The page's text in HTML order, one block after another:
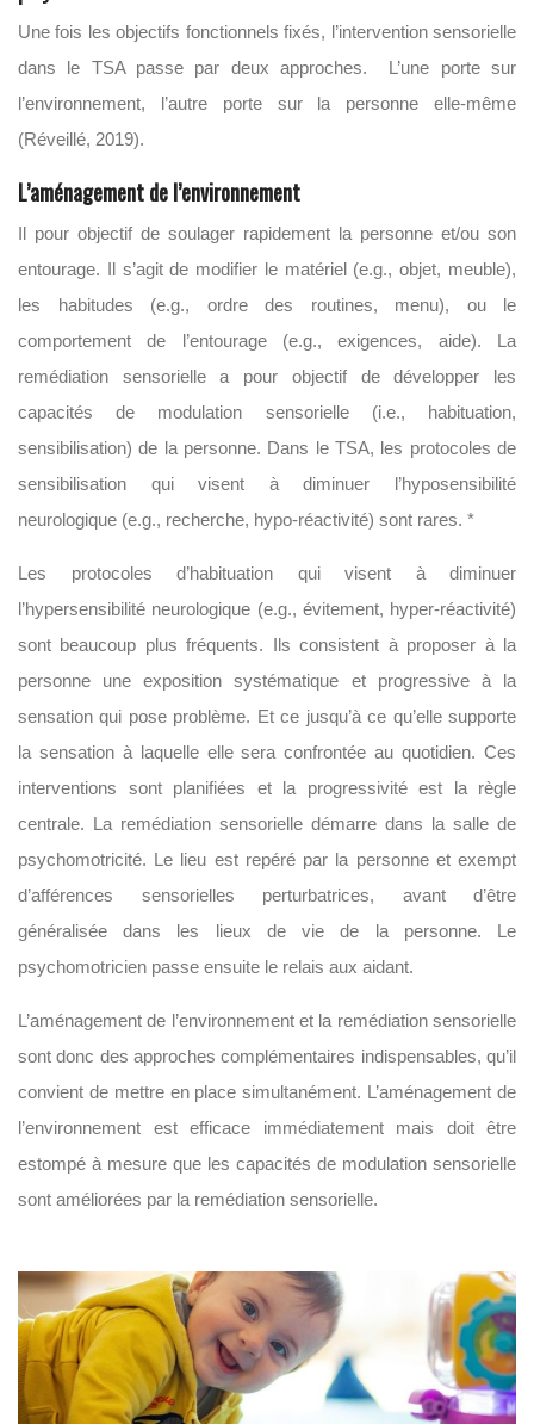
Une fois les objectifs fonctionnels fixés, l’intervention sensorielle
dans le TSA passe par deux approches. L’une porte sur
l’environnement, l’autre porte sur la personne elle-même
(Réveillé, 2019).
L’aménagement de l’environnement
Il pour objectif de soulager rapidement la personne et/ou son
entourage. Il s’agit de modifier le matériel (e.g., objet, meuble),
les habitudes (e.g., ordre des routines, menu), ou le
comportement de l’entourage (e.g., exigences, aide). La
remédiation sensorielle a pour objectif de développer les
capacités de modulation sensorielle (i.e., habituation,
sensibilisation) de la personne. Dans le TSA, les protocoles de
sensibilisation qui visent à diminuer l’hyposensibilité
neurologique (e.g., recherche, hypo-réactivité) sont rares. *
Les protocoles d’habituation qui visent à diminuer
l’hypersensibilité neurologique (e.g., évitement, hyper-réactivité)
sont beaucoup plus fréquents. Ils consistent à proposer à la
personne une exposition systématique et progressive à la
sensation qui pose problème. Et ce jusqu’à ce qu’elle supporte
la sensation à laquelle elle sera confrontée au quotidien. Ces
interventions sont planifiées et la progressivité est la règle
centrale. La remédiation sensorielle démarre dans la salle de
psychomotricité. Le lieu est repéré par la personne et exempt
d’afférences sensorielles perturbatrices, avant d’être
généralisée dans les lieux de vie de la personne. Le
psychomotricien passe ensuite le relais aux aidant.
L’aménagement de l’environnement et la remédiation sensorielle
sont donc des approches complémentaires indispensables, qu’il
convient de mettre en place simultanément. L’aménagement de
l’environnement est efficace immédiatement mais doit être
estompé à mesure que les capacités de modulation sensorielle
sont améliorées par la remédiation sensorielle.